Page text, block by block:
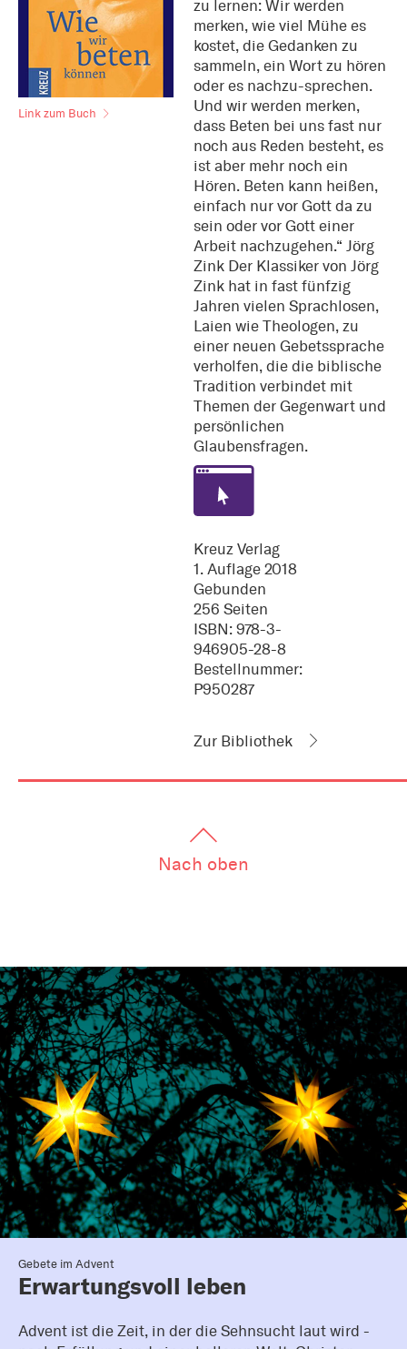
Link zum Buch
zu lernen: Wir werden
merken, wie viel Mühe es
kostet, die Gedanken zu
sammeln, ein Wort zu hören
oder es nachzu-sprechen.
Und wir werden merken,
dass Beten bei uns fast nur
noch aus Reden besteht, es
ist aber mehr noch ein
Hören. Beten kann heißen,
einfach nur vor Gott da zu
sein oder vor Gott einer
Arbeit nachzugehen.“ Jörg
Zink Der Klassiker von Jörg
Zink hat in fast fünfzig
Jahren vielen Sprachlosen,
Laien wie Theologen, zu
einer neuen Gebetssprache
verholfen, die die biblische
Tradition verbindet mit
Themen der Gegenwart und
persönlichen
Glaubensfragen.
Kreuz Verlag
1. Auflage 2018
Gebunden
256 Seiten
ISBN: 978-3-
946905-28-8
Bestellnummer:
P950287
Zur Bibliothek
Nach oben
Gebete im Advent
Erwartungsvoll leben
Advent ist die Zeit, in der die Sehnsucht laut wird -